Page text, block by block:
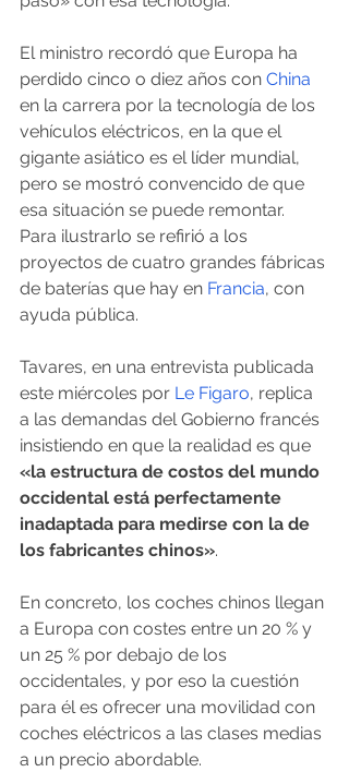
El ministro recordó que Europa ha
perdido cinco o diez años con China
en la carrera por la tecnología de los
vehículos eléctricos, en la que el
gigante asiático es el líder mundial,
pero se mostró convencido de que
esa situación se puede remontar.
Para ilustrarlo se refirió a los
proyectos de cuatro grandes fábricas
de baterías que hay en Francia, con
ayuda pública.
Tavares, en una entrevista publicada
este miércoles por Le Figaro, replica
a las demandas del Gobierno francés
insistiendo en que la realidad es que
«la estructura de costos del mundo
occidental está perfectamente
inadaptada para medirse con la de
los fabricantes chinos».
En concreto, los coches chinos llegan
a Europa con costes entre un 20 % y
un 25 % por debajo de los
occidentales, y por eso la cuestión
para él es ofrecer una movilidad con
coches eléctricos a las clases medias
a un precio abordable.